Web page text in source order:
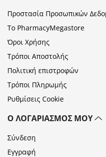
Προστασία Προσωπικών
Το PharmacyMegastore
Όροι Χρήσης
Τρόποι Αποστολής
Πολιτική επιστροφών
Τρόποι Πληρωμής
Ρυθμίσεις Cookie
Ο ΛΟΓΑΡΙΑΣΜΌΣ ΜΟΥ
Σύνδεση
Εγγραφή